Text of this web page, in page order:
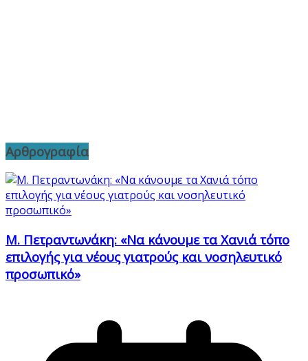
Αρθρογραφία
Μ. Πετραντωνάκη: «Να κάνουμε τα Χανιά τόπο
επιλογής για νέους γιατρούς και νοσηλευτικό
προσωπικό»